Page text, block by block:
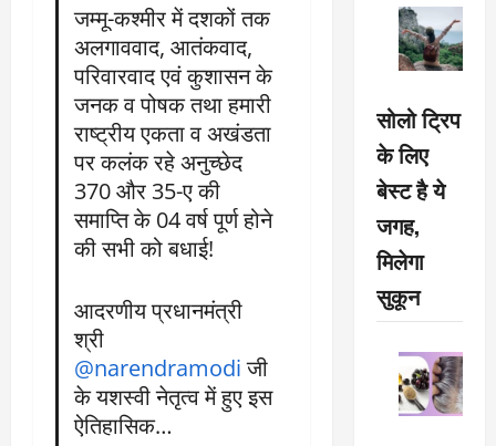
जम्मू-कश्मीर में दशकों तक
अलगाववाद, आतंकवाद,
परिवारवाद एवं कुशासन के
जनक व पोषक तथा हमारी
राष्ट्रीय एकता व अखंडता
पर कलंक रहे अनुच्छेद
370 और 35-ए की
समाप्ति के 04 वर्ष पूर्ण होने
की सभी को बधाई!
आदरणीय प्रधानमंत्री
श्री
@narendramodiजी
के यशस्वी नेतृत्व में हुए इस
ऐतिहासिक…
सोलो ट्रिप
के लिए
बेस्ट है ये
जगह,
मिलेगा
सुकून